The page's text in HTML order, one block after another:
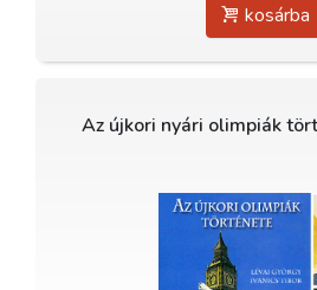
kosárba
Az újkori nyári olimpiák